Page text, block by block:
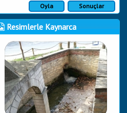
Sonuçlar
Oyla
Resimlerle Kaynarca